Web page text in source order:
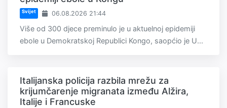
Svijet 06.08.2026 21:44
Više od 300 djece preminulo je u aktuelnoj epidemiji
ebole u Demokratskoj Republici Kongo, saopćio je U...
Italijanska policija razbila mrežu za
krijumčarenje migranata između Alžira,
Italije i Francuske